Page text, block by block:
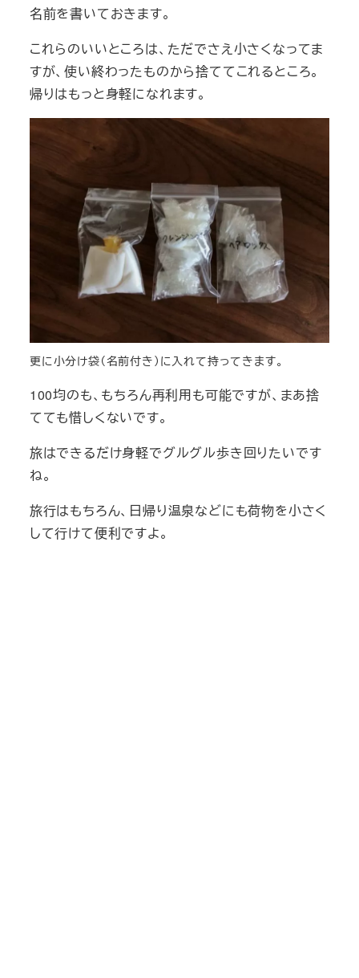
名前を書いておきます。
これらのいいところは、ただでさえ小さくなってま
すが、使い終わったものから捨ててこれるところ。
帰りはもっと身軽になれます。
更に小分け袋（名前付き）に入れて持ってきます。
100均のも、もちろん再利用も可能ですが、まあ捨
てても惜しくないです。
旅はできるだけ身軽でグルグル歩き回りたいです
ね。
旅行はもちろん、日帰り温泉などにも荷物を小さく
して行けて便利ですよ。